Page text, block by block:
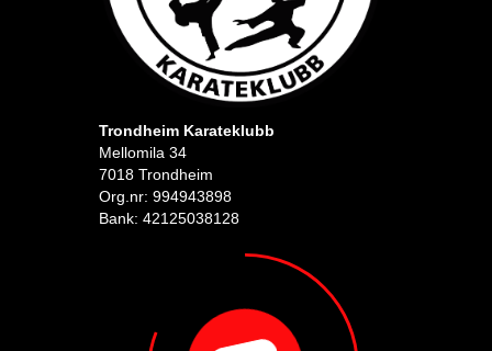
Trondheim Karateklubb
Mellomila 34
7018 Trondheim
Org.nr: 994943898
Bank: 42125038128